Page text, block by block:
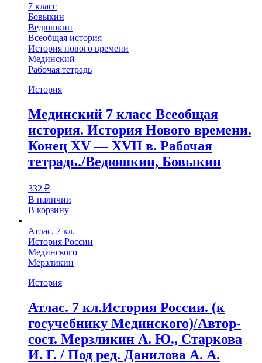
7 класс
Бовыкин
Ведюшкин
Всеобщая история
История нового времени
Мединский
Рабочая тетрадь
История
Мединский 7 класс Всеобщая
история. История Нового времени.
Конец XV — XVII в. Рабочая
тетрадь./Ведюшкин, Бовыкин
332 ₽
В наличии
В корзину
Атлас. 7 кл.
История России
Мединского
Мерзликин
История
Атлас. 7 кл.История России. (к
госучебнику Мединского)/Автор-
сост. Мерзликин А. Ю., Старкова
И. Г. / Под ред. Данилова А. А.